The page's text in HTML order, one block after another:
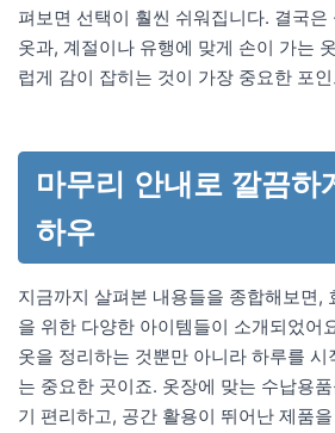
펴보면 선택이 훨씬 쉬워집니다. 결국
옷과, 계절이나 유행에 맞게 손이 가는
럽게 감이 잡히는 것이 가장 중요한 포
마무리 안내로 깔끔하
하우
지금까지 살펴본 내용들을 종합해보면,
을 위한 다양한 아이템들이 소개되었어
옷을 정리하는 것뿐만 아니라 하루를
는 중요한 곳이죠. 옷장에 맞는 수납용
기 편리하고, 공간 활용이 뛰어난 제품